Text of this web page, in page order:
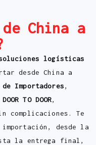
China a
logísticas
desde China a
de Importadores,
DOOR TO DOOR,
complicaciones. Te
importación, desde la
la entrega final,